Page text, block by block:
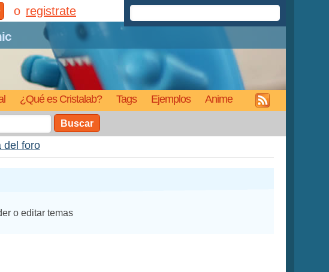
¿Qué es Cristalab? Tags Ejemplos Anime
registrate
Buscar
del foro
o editar temas